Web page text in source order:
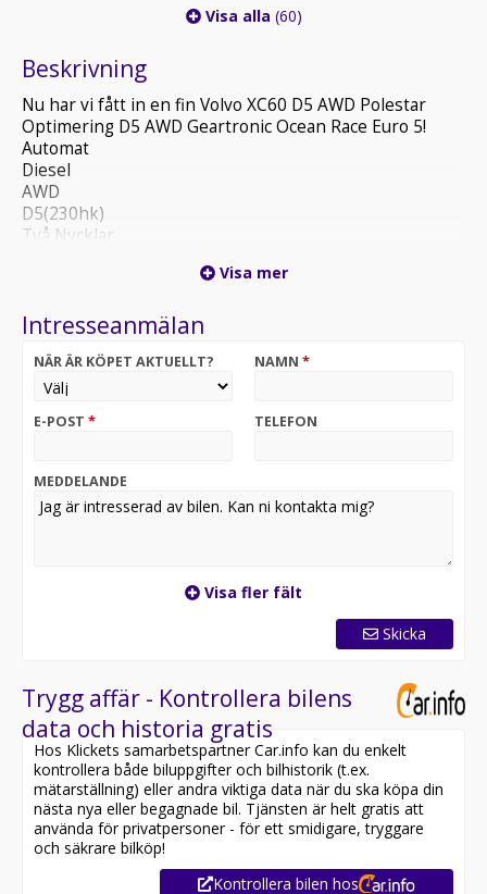
Visa alla (60)
Beskrivning
Nu har vi fått in en fin Volvo XC60 D5 AWD Polestar
Optimering D5 AWD Geartronic Ocean Race Euro 5!
Automat
Diesel
AWD
D5(230hk)
Två Nycklar
Full Stämplad Servicebok!
Ocean Race Paket
Dragkrok
Bak Kamera
Keyless
Parkeringssensorer
Regnsensorer
Besiktad till 2026-12-31
Överlag en trevlig Personbil!
VI TAR ALLA SORTS INBYTEN!
PASSA PÅ ATT KÖPA DIN BIL! JUST NU HAR VI EN
KAMPANJRÄNTA från 0,95 %. GÄLLER FÖR ALLA VÅRA
BILAR I LAGER! Välkommen till Säfflebilar AB!
*** ALL CARS AVAILABLE FOR EXPORT***
Vi ordnar även med hemleverans i hela Sverige,
Visa mer
Intresseanmälan
NÄR ÄR KÖPET AKTUELLT? NAMN *
E-POST * TELEFON
MEDDELANDE
Visa fler fält
Skicka
Trygg affär - Kontrollera bilens
data och historia gratis
Hos Klickets samarbetspartner Car.info kan du enkelt
kontrollera både biluppgifter och bilhistorik (t.ex.
mätarställning) eller andra viktiga data när du ska köpa din
nästa nya eller begagnade bil. Tjänsten är helt gratis att
använda för privatpersoner - för ett smidigare, tryggare
och säkrare bilköp!
Kontrollera bilen hos